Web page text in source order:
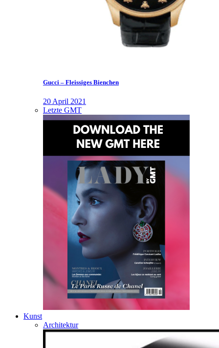
Gucci – Fleissiges Bienchen
20 April 2021
Letzte GMT
Kunst
Architektur